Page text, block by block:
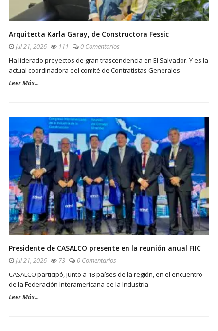
Arquitecta Karla Garay, de Constructora Fessic
Jul 21, 2026 111
0 Comentarios
Ha liderado proyectos de gran trascendencia en El Salvador. Y es la
actual coordinadora del comité de Contratistas Generales
Leer Más...
Presidente de CASALCO presente en la reunión anual FIIC
Jul 21, 2026 73
0 Comentarios
CASALCO participó, junto a 18 países de la región, en el encuentro
de la Federación Interamericana de la Industria
Leer Más...